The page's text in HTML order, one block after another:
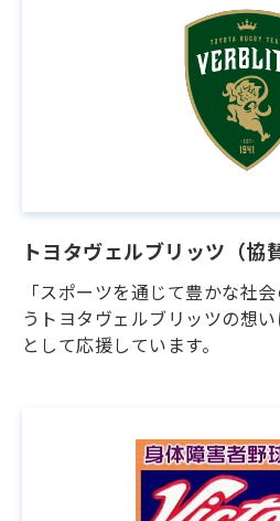
トヨタヴェルブリッツ（協
「スポーツを通じて豊かな社
うトヨタヴェルブリッツの想
として応援しています。